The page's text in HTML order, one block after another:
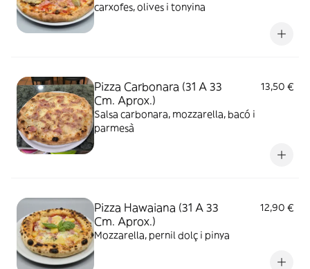
carxofes, olives i tonyina
Pizza Carbonara (31 A 33
Cm. Aprox.)
13,50 €
Salsa carbonara, mozzarella, bacó i
parmesà
Pizza Hawaiana (31 A 33
Cm. Aprox.)
12,90 €
Mozzarella, pernil dolç i pinya